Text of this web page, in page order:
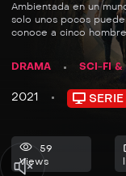
Ambientada en un
solo unos pocos
conoce a cinco
peligroso por todo el
DRAMA
SCI-FI &
2021
SERIE
59
Views